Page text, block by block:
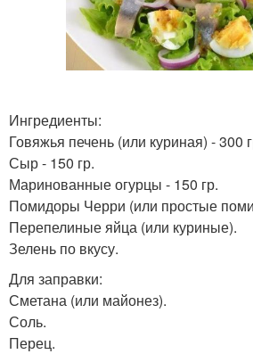
Ингредиенты:
Говяжья печень (или куриная) - 300
Сыр - 150 гр.
Маринованные огурцы - 150 гр.
Помидоры Черри (или простые
Перепелиные яйца (или куриные).
Зелень по вкусу.
Для заправки:
Сметана (или майонез).
Соль.
Перец.